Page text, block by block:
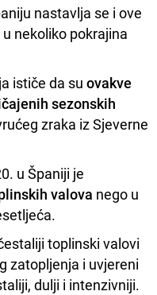
nastavlja se i ove
nekoliko pokrajina
ističe da su ovakve
sezonskih
zraka iz Sjeverne
u Španiji je
valova nego u
toplinski valovi
zatopljenja i uvjereni
dulji i intenzivniji.